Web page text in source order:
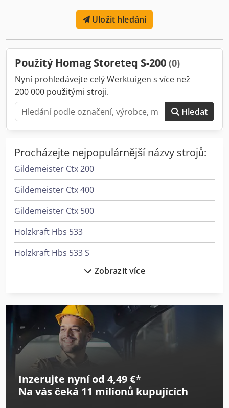
Uložit hledání
Použitý Homag Storeteq S-200 (0)
Nyní prohledávejte celý Werktuigen s více než
200 000 použitými stroji.
Hledat
Procházejte nejpopulárnější názvy strojů:
Gildemeister Ctx 200
Gildemeister Ctx 400
Gildemeister Ctx 500
Holzkraft Hbs 533
Holzkraft Hbs 533 S
Holzkraft Hbs 633 S
Holzkraft Hbs 640 As
Holzkraft Hse 30-1100 Ze
Holzkraft Hwse 700 K
Holzkraft Kso 150 M
Holzkraft Kso 200
Zobrazit více
Inzerujte nyní od 4,49 €*
Na vás čeká 11 milionů kupujících